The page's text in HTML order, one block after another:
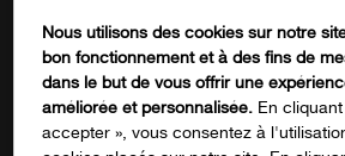
Le masque visage existe avec
Name
Contactez-nous
FORMATION
Nous utilisons des cookies sur notre
bon fonctionnement et à des fins de
dans le but de vous offrir une
améliorée et personnalisée. En
accepter », vous consentez à